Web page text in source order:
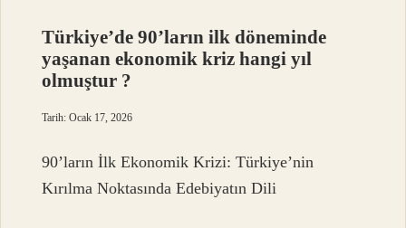
Türkiye’de 90’ların ilk döneminde
yaşanan ekonomik kriz hangi yıl
olmuştur ?
Tarih: Ocak 17, 2026
90’ların İlk Ekonomik Krizi: Türkiye’nin
Kırılma Noktasında Edebiyatın Dili